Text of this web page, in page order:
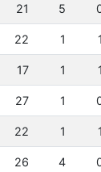
21 5
22 1 1
17 1 1
27 1
22 1 1
26 4